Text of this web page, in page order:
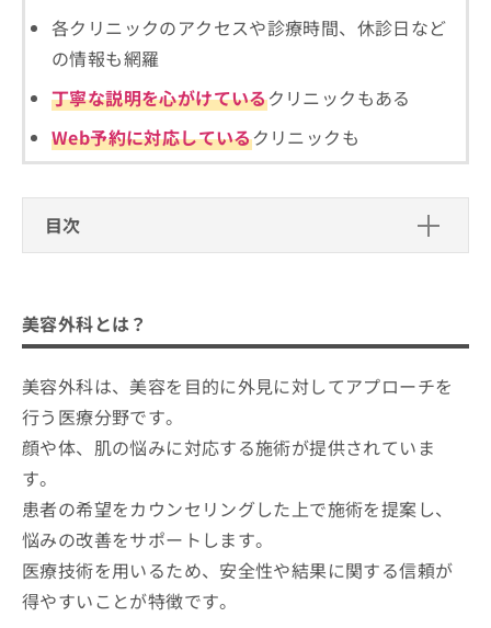
各クリニックのアクセスや診療時間、休診日など
の情報も網羅
丁寧な説明を心がけているクリニックもある
Web予約に対応しているクリニックも
目次
美容外科クリニック、どうやって選べばいい？
クする4つのポイント
そもそも美容外科ってどんなところ？美容外科の
わかりやすい紹介もあり！
福岡県で評判の美容外科クリニックお
すすめ10選
2．ブリスクリニック
3．牧野美容クリニック
4．東郷美容形成外科
美容外科とは？
美容外科は、美容を目的に外見に対してアプローチを
行う医療分野です。
顔や体、肌の悩みに対応する施術が提供されていま
す。
患者の希望をカウンセリングした上で施術を提案し、
悩みの改善をサポートします。
医療技術を用いるため、安全性や結果に関する信頼が
得やすいことが特徴です。
ーム
とな
りま
クリ
ニッ
クの
約・
相談
ので
ご了
ださ
い。
ち
無
報
拡
お
込
み
こ
ち
ら
掲
載
情
報
の
修
正
は
ら
資
料
求
ち
ら
無
料
情
報
拡
充
お
申
し
込